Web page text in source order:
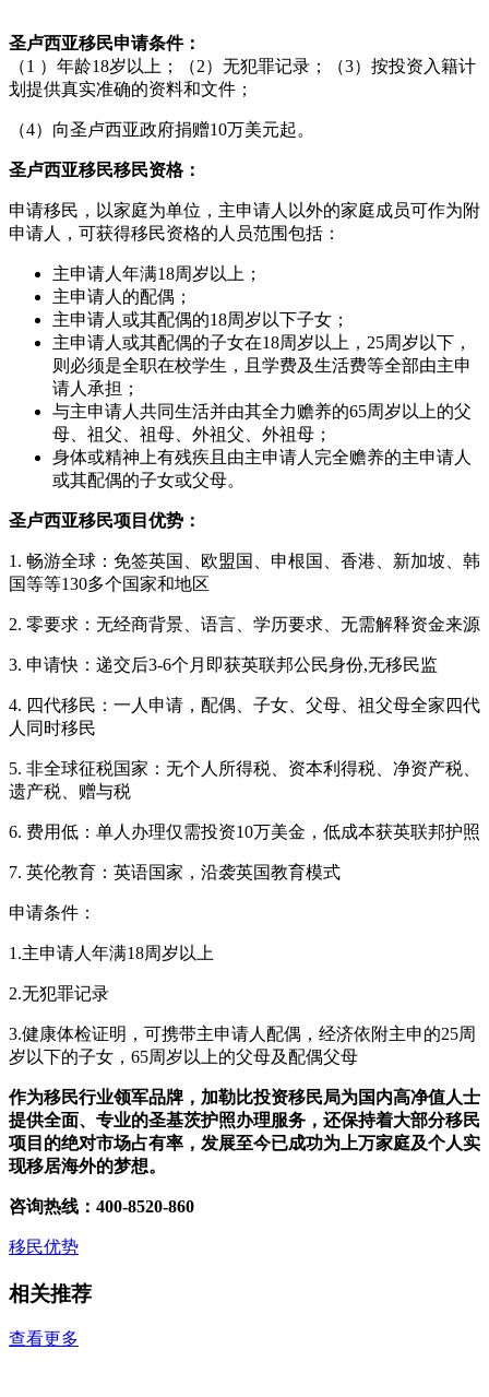
圣卢西亚移民申请条件：
（1 ）年龄18岁以上；（2）无犯罪记录；（3）按投资入籍计
划提供真实准确的资料和文件；
（4）向圣卢西亚政府捐赠10万美元起。
圣卢西亚移民移民资格：
申请移民，以家庭为单位，主申请人以外的家庭成员可作为附
申请人，可获得移民资格的人员范围包括：
主申请人年满18周岁以上；
主申请人的配偶；
主申请人或其配偶的18周岁以下子女；
主申请人或其配偶的子女在18周岁以上，25周岁以下，
则必须是全职在校学生，且学费及生活费等全部由主申
请人承担；
与主申请人共同生活并由其全力赡养的65周岁以上的父
母、祖父、祖母、外祖父、外祖母；
身体或精神上有残疾且由主申请人完全赡养的主申请人
或其配偶的子女或父母。
圣卢西亚移民项目优势：
1. 畅游全球：免签英国、欧盟国、申根国、香港、新加坡、韩
国等等130多个国家和地区
2. 零要求：无经商背景、语言、学历要求、无需解释资金来源
3. 申请快：递交后3-6个月即获英联邦公民身份,无移民监
4. 四代移民：一人申请，配偶、子女、父母、祖父母全家四代
人同时移民
5. 非全球征税国家：无个人所得税、资本利得税、净资产税、
遗产税、赠与税
6. 费用低：单人办理仅需投资10万美金，低成本获英联邦护照
7. 英伦教育：英语国家，沿袭英国教育模式
申请条件：
1.主申请人年满18周岁以上
2.无犯罪记录
3.健康体检证明，可携带主申请人配偶，经济依附主申的25周
岁以下的子女，65周岁以上的父母及配偶父母
作为移民行业领军品牌，加勒比投资移民局为国内高净值人士
提供全面、专业的圣基茨护照办理服务，还保持着大部分移民
项目的绝对市场占有率，发展至今已成功为上万家庭及个人实
现移居海外的梦想。
咨询热线：400-8520-860
移民优势
相关推荐
查看更多